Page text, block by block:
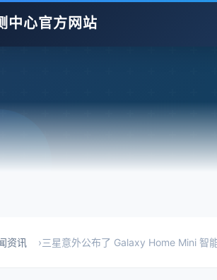
中心官方网站
资讯 ›三星意外公布了 Galaxy Home Mini 智